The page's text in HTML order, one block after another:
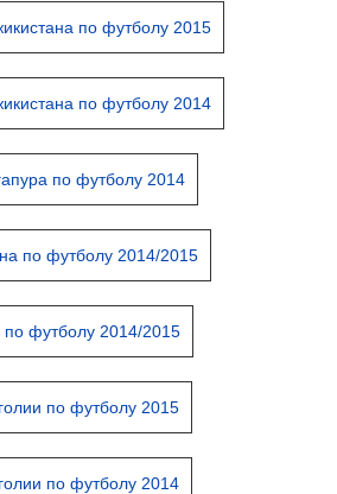
по футболу 2015
по футболу 2014
по футболу 2014
по футболу 2014/2015
футболу 2014/2015
по футболу 2015
по футболу 2014